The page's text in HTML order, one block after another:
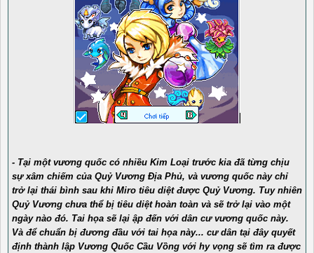
- Tại một vương quốc có nhiều Kim Loại trước kia đã từng chịu
sự xâm chiếm của Quỷ Vương Địa Phủ, và vương quốc này chỉ
trở lại thái bình sau khi Miro tiêu diệt được Quỷ Vương. Tuy nhiên
Quỷ Vương chưa thể bị tiêu diệt hoàn toàn và sẽ trở lại vào một
ngày nào đó. Tai họa sẽ lại ập đến với dân cư vương quốc này.
Và để chuẩn bị đương đầu với tai họa này... cư dân tại đây quyết
định thành lập Vương Quốc Cầu Vồng với hy vọng sẽ tìm ra được